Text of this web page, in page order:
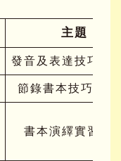
主題
發音及表達技巧工
節錄書本技巧工作
書本演繹實習課